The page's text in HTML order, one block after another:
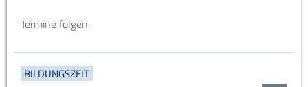
Termine folgen.
BILDUNGSZEIT